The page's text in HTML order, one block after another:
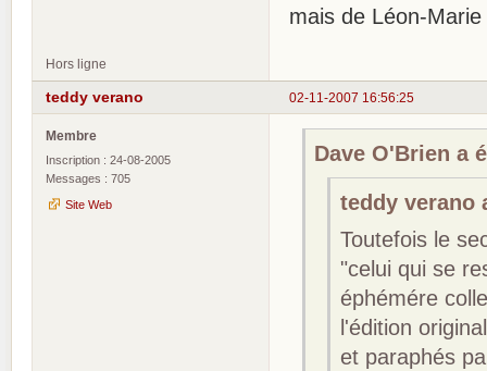
mais de Léon-
Hors ligne
02-11-2007 16:56:25
teddy verano
Membre
Inscription : 24-08-2005
Messages : 705
Site Web
Dave O'Brien a
teddy verano
Toutefois le
"celui qui se
éphémére
l'édition
et paraphés